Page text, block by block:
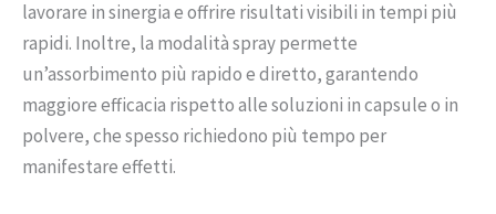
lavorare in sinergia e offrire risultati visibili in tempi più
rapidi. Inoltre, la modalità spray permette
un’assorbimento più rapido e diretto, garantendo
maggiore efficacia rispetto alle soluzioni in capsule o in
polvere, che spesso richiedono più tempo per
manifestare effetti.